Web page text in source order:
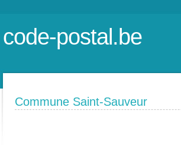
code-postal.be
Commune Saint-Sauveur